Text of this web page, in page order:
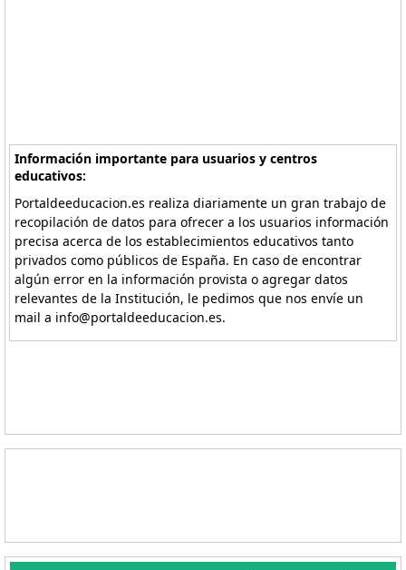
Información importante para usuarios y centros
educativos:
Portaldeeducacion.es realiza diariamente un gran trabajo de
recopilación de datos para ofrecer a los usuarios información
precisa acerca de los establecimientos educativos tanto
privados como públicos de España. En caso de encontrar
algún error en la información provista o agregar datos
relevantes de la Institución, le pedimos que nos envíe un
mail a info@portaldeeducacion.es.